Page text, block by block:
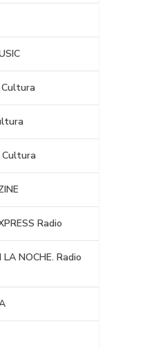
Cultura
Radio
LA NOCHE. Radio